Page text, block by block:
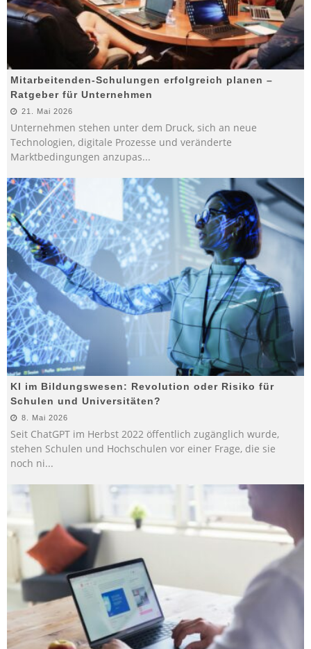
Mitarbeitenden-Schulungen erfolgreich planen –
Ratgeber für Unternehmen
21. Mai 2026
Unternehmen stehen unter dem Druck, sich an neue
Technologien, digitale Prozesse und veränderte
Marktbedingungen anzupas...
KI im Bildungswesen: Revolution oder Risiko für
Schulen und Universitäten?
8. Mai 2026
Seit ChatGPT im Herbst 2022 öffentlich zugänglich wurde,
stehen Schulen und Hochschulen vor einer Frage, die sie
noch ni...